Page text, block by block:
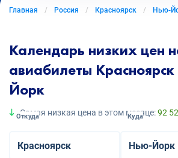
Главная Россия Красноярск Нью-
Календарь низких цен
авиабилеты
Йорк
Самая низкая цена в этом месяце:92
Откуда Куда